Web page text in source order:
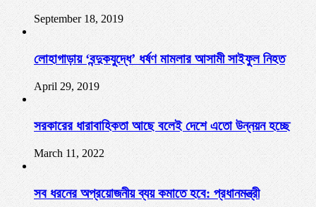
September 18, 2019
লোহাগাড়ায় ‘বন্দুকযুদ্ধে’ ধর্ষণ মামলার আসামী সাইফুল নিহত
April 29, 2019
সরকারের ধারাবাহিকতা আছে বলেই দেশে এতো উন্নয়ন হচ্ছে
March 11, 2022
সব ধরনের অপ্রয়োজনীয় ব্যয় কমাতে হবে: প্রধানমন্ত্রী